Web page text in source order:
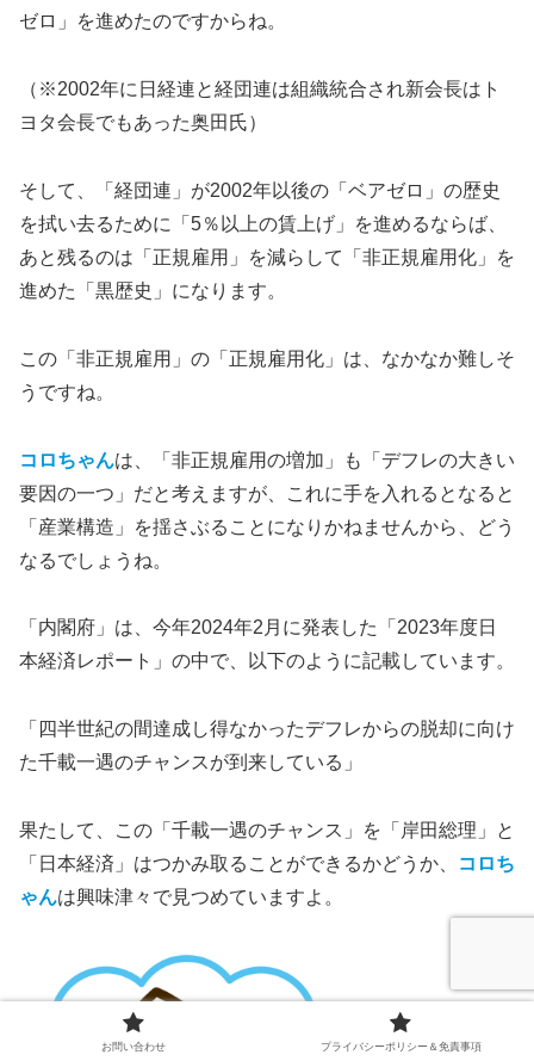
ゼロ」を進めたのですからね。
（※2002年に日経連と経団連は組織統合され新会長はト
ヨタ会長でもあった奥田氏）
そして、「経団連」が2002年以後の「ベアゼロ」の歴史
を拭い去るために「5％以上の賃上げ」を進めるならば、
あと残るのは「正規雇用」を減らして「非正規雇用化」を
進めた「黒歴史」になります。
この「非正規雇用」の「正規雇用化」は、なかなか難しそ
うですね。
コロちゃんは、「非正規雇用の増加」も「デフレの大きい
要因の一つ」だと考えますが、これに手を入れるとなると
「産業構造」を揺さぶることになりかねませんから、どう
なるでしょうね。
「内閣府」は、今年2024年2月に発表した「2023年度日
本経済レポート」の中で、以下のように記載しています。
「四半世紀の間達成し得なかったデフレからの脱却に向け
た千載一遇のチャンスが到来している」
果たして、この「千載一遇のチャンス」を「岸田総理」と
「日本経済」はつかみ取ることができるかどうか、
コロち
ゃんは興味津々で見つめていますよ。
お問い合わせ プライバシーポリシー＆免責事項